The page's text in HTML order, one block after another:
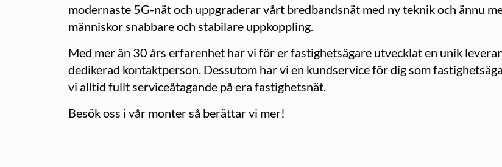
modernaste 5G-nät och uppgraderar vårt bredbandsnät med ny teknik och ännu
människor snabbare och stabilare uppkoppling.
Med mer än 30 års erfarenhet har vi för er fastighetsägare utvecklat en unik
dedikerad kontaktperson. Dessutom har vi en kundservice för dig som
vi alltid fullt serviceåtagande på era fastighetsnät.
Besök oss i vår monter så berättar vi mer!